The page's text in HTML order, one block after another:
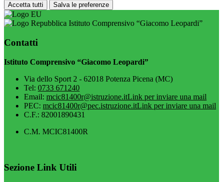
Accetta tutti Salva le preferenze
Istituto Comprensivo “Giacomo Leopardi”
Contatti
Istituto Comprensivo “Giacomo Leopardi”
Via dello Sport 2 - 62018 Potenza Picena (MC)
Tel: 0733 671240
Email: mcic81400r@istruzione.itLink per inviare una mail
PEC: mcic81400r@pec.istruzione.itLink per inviare una mail
C.F.: 82001890431
C.M. MCIC81400R
Sezione Link Utili